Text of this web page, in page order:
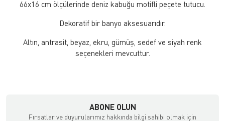
66x16 cm ölçülerinde deniz kabuğu motifli peçete tutucu.
Dekoratif bir banyo aksesuarıdır.
Altın, antrasit, beyaz, ekru, gümüş, sedef ve siyah renk
seçenekleri mevcuttur.
ABONE OLUN
Fırsatlar ve duyurularımız hakkında bilgi sahibi olmak için